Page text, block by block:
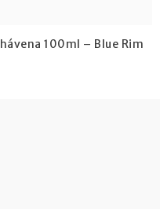
100ml – Blue Rim